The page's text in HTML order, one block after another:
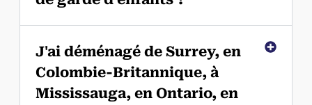
J'ai déménagé de Surrey, en
Colombie-Britannique, à
Mississauga, en Ontario, en